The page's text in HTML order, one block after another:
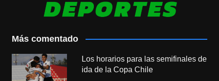
Más comentado
Los horarios para las semifinales de
ida de la Copa Chile